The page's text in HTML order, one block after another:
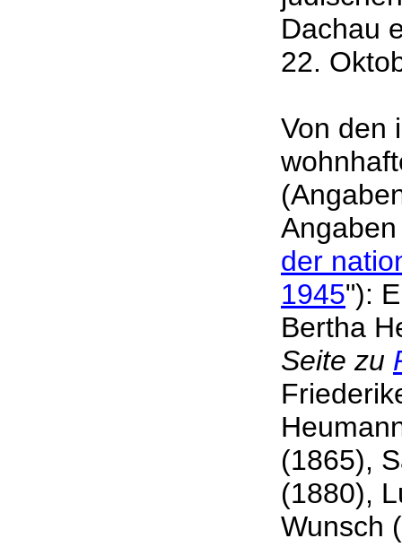
Dachau
22.
Von den
der
1945"):
Bertha
Seite zu
(1865),
(1880),
Wunsch